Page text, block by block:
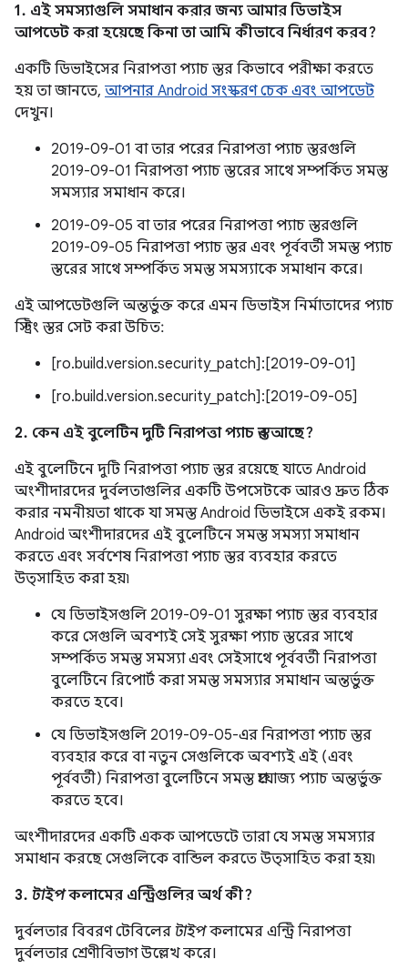
1. এই সমস্যাগুলি সমাধান করার জন্য আমার ডিভাইস
আপডেট করা হয়েছে কিনা তা আমি কীভাবে নির্ধারণ করব?
একটি ডিভাইসের নিরাপত্তা প্যাচ স্তর কিভাবে পরীক্ষা করতে
হয় তা জানতে, আপনার Android সংস্করণ চেক এবং আপডেট
দেখুন।
2019-09-01 বা তার পরের নিরাপত্তা প্যাচ স্তরগুলি
2019-09-01 নিরাপত্তা প্যাচ স্তরের সাথে সম্পর্কিত সমস্ত
সমস্যার সমাধান করে।
2019-09-05 বা তার পরের নিরাপত্তা প্যাচ স্তরগুলি
2019-09-05 নিরাপত্তা প্যাচ স্তর এবং পূর্ববর্তী সমস্ত প্যাচ
স্তরের সাথে সম্পর্কিত সমস্ত সমস্যাকে সমাধান করে।
এই আপডেটগুলি অন্তর্ভুক্ত করে এমন ডিভাইস নির্মাতাদের প্যাচ
স্ট্রিং স্তর সেট করা উচিত:
[ro.build.version.security_patch]:[2019-09-01]
[ro.build.version.security_patch]:[2019-09-05]
2. কেন এই বুলেটিন দুটি নিরাপত্তা প্যাচ স্তর আছে?
এই বুলেটিনে দুটি নিরাপত্তা প্যাচ স্তর রয়েছে যাতে Android
অংশীদারদের দুর্বলতাগুলির একটি উপসেটকে আরও দ্রুত ঠিক
করার নমনীয়তা থাকে যা সমস্ত Android ডিভাইসে একই রকম।
Android অংশীদারদের এই বুলেটিনে সমস্ত সমস্যা সমাধান
করতে এবং সর্বশেষ নিরাপত্তা প্যাচ স্তর ব্যবহার করতে
উত্সাহিত করা হয়৷
যে ডিভাইসগুলি 2019-09-01 সুরক্ষা প্যাচ স্তর ব্যবহার
করে সেগুলি অবশ্যই সেই সুরক্ষা প্যাচ স্তরের সাথে
সম্পর্কিত সমস্ত সমস্যা এবং সেইসাথে পূর্ববর্তী নিরাপত্তা
বুলেটিনে রিপোর্ট করা সমস্ত সমস্যার সমাধান অন্তর্ভুক্ত
করতে হবে।
যে ডিভাইসগুলি 2019-09-05-এর নিরাপত্তা প্যাচ স্তর
ব্যবহার করে বা নতুন সেগুলিকে অবশ্যই এই (এবং
পূর্ববর্তী) নিরাপত্তা বুলেটিনে সমস্ত প্রযোজ্য প্যাচ অন্তর্ভুক্ত
করতে হবে।
অংশীদারদের একটি একক আপডেটে তারা যে সমস্ত সমস্যার
সমাধান করছে সেগুলিকে বান্ডিল করতে উত্সাহিত করা হয়৷
3. টাইপকলামের এন্ট্রিগুলির অর্থ কী?
দুর্বলতার বিবরণ টেবিলের টাইপকলামের এন্ট্রি নিরাপত্তা
দুর্বলতার শ্রেণীবিভাগ উল্লেখ করে।